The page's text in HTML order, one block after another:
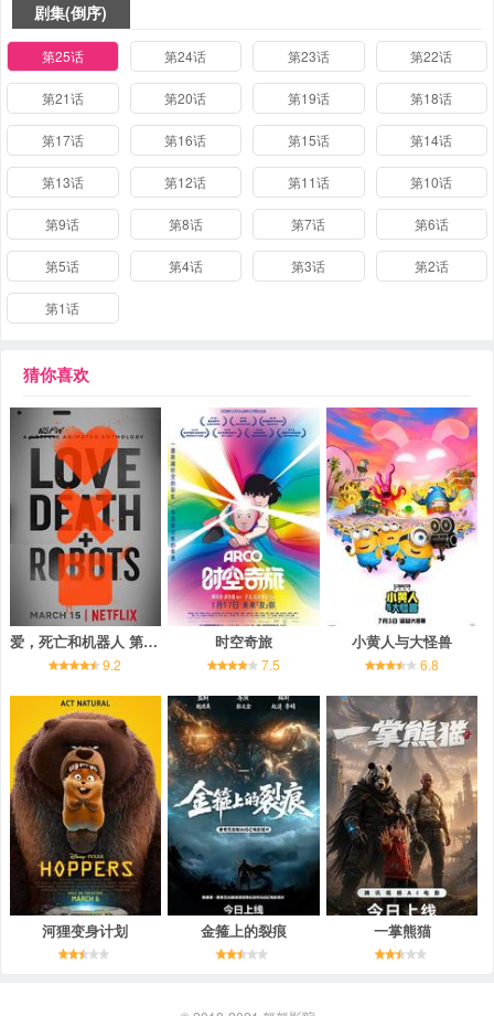
剧集(倒序)
第25话 第24话 第23话 第22话
第21话 第20话 第19话 第18话
第17话 第16话 第15话 第14话
第13话 第12话 第11话 第10话
第9话 第8话 第7话 第6话
第5话 第4话 第3话 第2话
第1话
猜你喜欢
爱，死亡和机器人 第一季
9.2
时空奇旅
7.5
小黄人与大怪兽
6.8
河狸变身计划 金箍上的裂痕 一掌熊猫